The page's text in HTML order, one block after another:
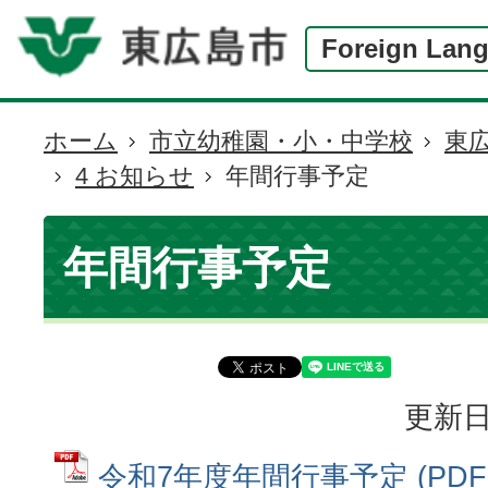
Foreign
現
在
の
置
ホーム 市立幼稚園・小・中学校
東
4 お知らせ
年間行事予定
年間行事予定
更新
令和7年度年間行事予定